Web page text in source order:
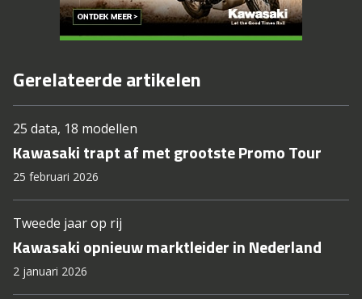
Gerelateerde artikelen
25 data, 18 modellen
Kawasaki trapt af met grootste Promo Tour
25 februari 2026
Tweede jaar op rij
Kawasaki opnieuw marktleider in Nederland
2 januari 2026